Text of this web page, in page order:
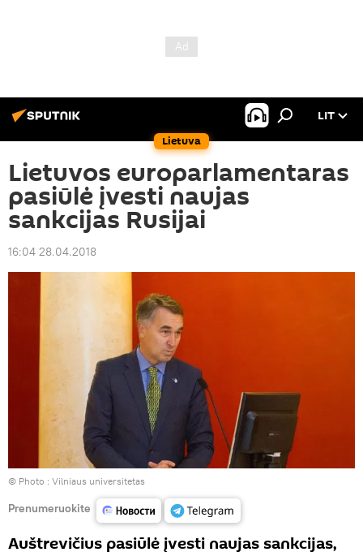
Lietuva
LIT
Lietuvos europarlamentaras
pasiūlė įvesti naujas
sankcijas Rusijai
16:04 28.04.2018
© Photo : Vilniaus universitetas
Prenumeruokite
Auštrevičius pasiūlė įvesti naujas sankcijas,